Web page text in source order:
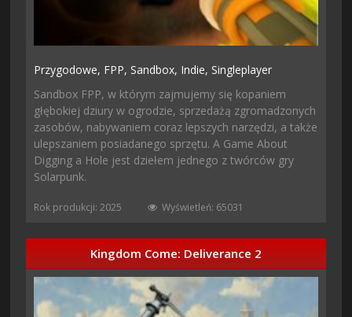
Przygodowe, FPP,Sandbox, Indie,Singleplayer
Sandbox FPP, w którym zajmujemy się kopaniem
głębokiej dziury w ogrodzie, sprzedażą zgromadzonych
zasobów, nabywaniem coraz lepszych narzędzi, a także
ulepszaniem posiadanego sprzętu. A Game About
Digging a Hole jest dziełem jednego z twórców gry
Solarpunk.
Rok produkcji: 2025 Wyświetleń: 65031
Kingdom Come: Deliverance 2